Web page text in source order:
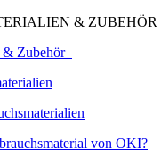
& ZUBEHÖR
& Zubehör
von OKI?